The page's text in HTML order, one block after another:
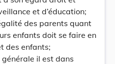
et d’éducation;
des parents quant
enfants doit se faire en
des enfants;
générale il est dans